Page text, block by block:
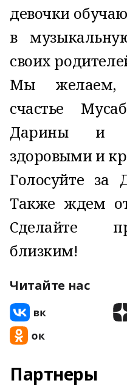
девочки
в
своих
Мы желаем,
счастье
Дарины и
здоровыми и
Голосуйте
Также ждем
Сделайте
близким!
Читайте нас
Партнеры